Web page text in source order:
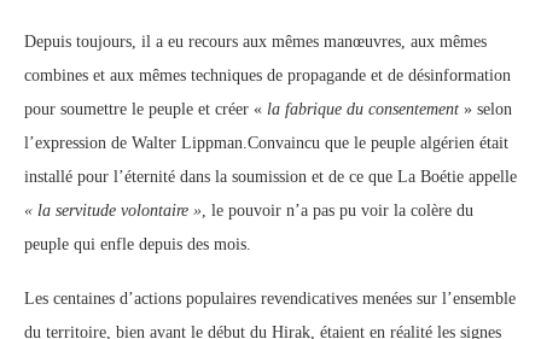
Depuis toujours, il a eu recours aux mêmes manœuvres, aux mêmes
combines et aux mêmes techniques de propagande et de désinformation
pour soumettre le peuple et créer « la fabrique du consentement » selon
l’expression de Walter Lippman.Convaincu que le peuple algérien était
installé pour l’éternité dans la soumission et de ce que La Boétie appelle
« la servitude volontaire », le pouvoir n’a pas pu voir la colère du
peuple qui enfle depuis des mois.
Les centaines d’actions populaires revendicatives menées sur l’ensemble
du territoire, bien avant le début du Hirak, étaient en réalité les signes